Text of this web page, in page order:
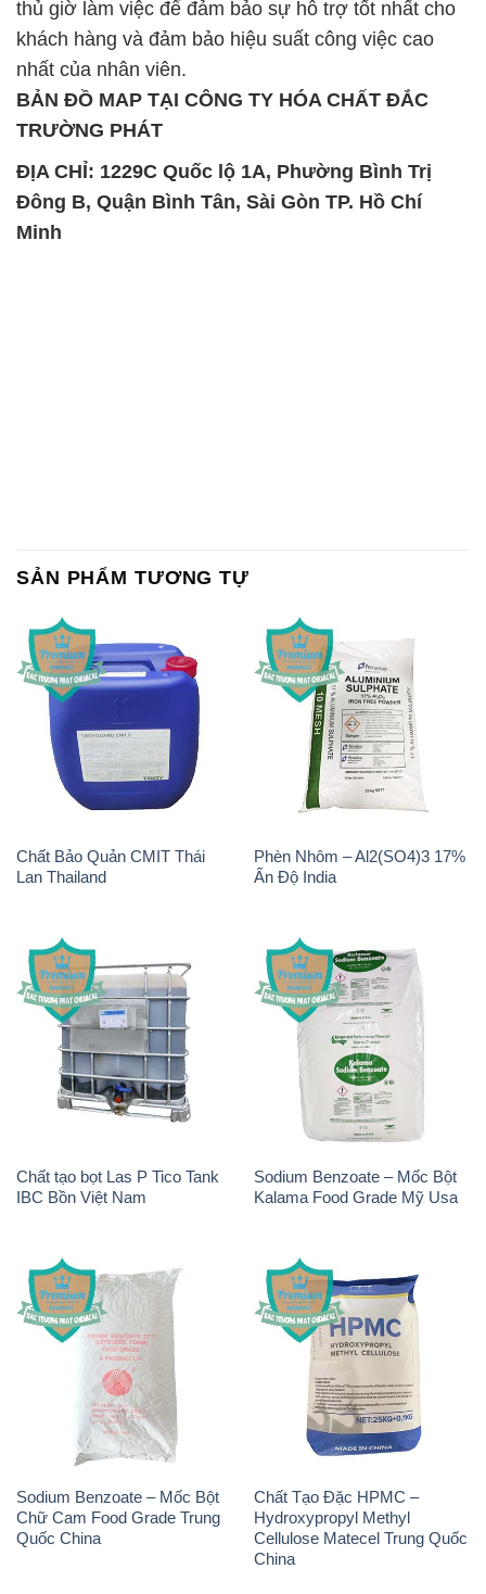
thủ giờ làm việc để đảm bảo sự hỗ trợ tốt nhất cho
khách hàng và đảm bảo hiệu suất công việc cao
nhất của nhân viên.
BẢN ĐỒ MAP TẠI CÔNG TY HÓA CHẤT ĐẮC
TRƯỜNG PHÁT
ĐỊA CHỈ: 1229C Quốc lộ 1A, Phường Bình Trị
Đông B, Quận Bình Tân, Sài Gòn TP. Hồ Chí
Minh
SẢN PHẨM TƯƠNG TỰ
Chất Bảo Quản CMIT Thái
Lan Thailand
Phèn Nhôm – Al2(SO4)3 17%
Ấn Độ India
Chất tạo bọt Las P Tico Tank
IBC Bồn Việt Nam
Sodium Benzoate – Mốc Bột
Kalama Food Grade Mỹ Usa
Sodium Benzoate – Mốc Bột
Chữ Cam Food Grade Trung
Quốc China
Chất Tạo Đặc HPMC –
Hydroxypropyl Methyl
Cellulose Matecel Trung Quốc
China